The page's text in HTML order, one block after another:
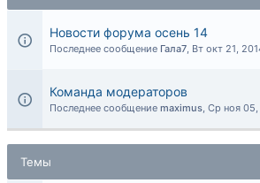
Новости форума осень 14
Последнее сообщение Гала7, Вт окт 21,
Команда модераторов
Последнее сообщение maximus, Ср ноя
Темы